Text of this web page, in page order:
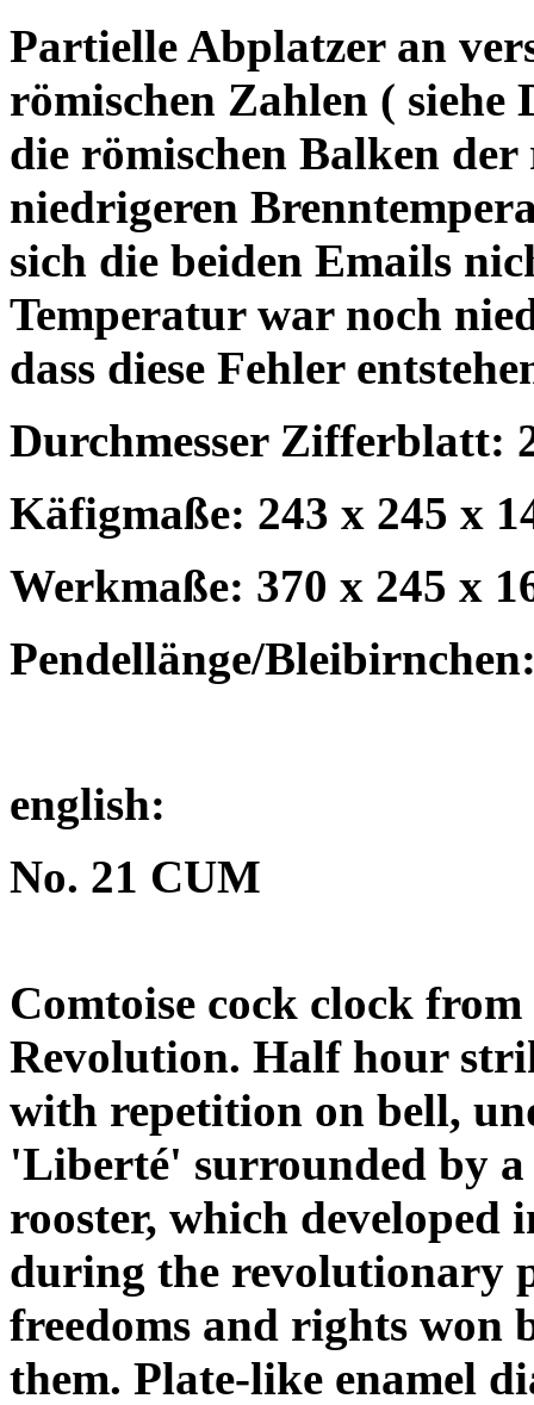
Partielle Abplatzer an
römischen Zahlen ( siehe
die römischen Balken
niedrigeren
sich die beiden Emails
Temperatur war noch
dass diese Fehler
Durchmesser Zifferblatt:
Käfigmaße: 243 x 245 x
Werkmaße: 370 x 245 x
Pendellänge/
english:
No. 21 CUM
Comtoise cock clock
Revolution. Half hour
with repetition on bell,
'Liberté' surrounded by
rooster, which
during the revolutionary
freedoms and rights won
them. Plate-like enamel